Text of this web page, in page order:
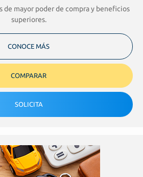
de mayor poder de compra y beneficios
superiores.
CONOCE MÁS
COMPARAR
SOLICITA